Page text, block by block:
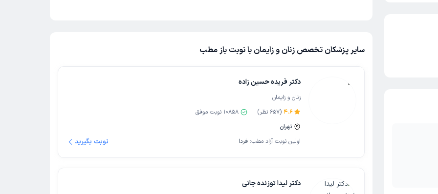
سایر پزشکان تخصص زنان و زایمان با نوبت باز مطب
دکتر فریده حسین زاده
زنان و زایمان
4.6
(
657 نظر) 10858 نوبت موفق
تهران
اولین نوبت آزاد مطب: فردا نوبت بگیرید
دکتر لیدا توزنده جانی